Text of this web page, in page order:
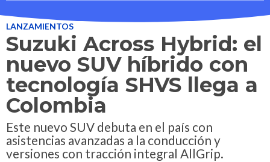
LANZAMIENTOS
Suzuki Across Hybrid: el
nuevo SUV híbrido con
tecnología SHVS llega a
Colombia
Este nuevo SUV debuta en el país con
asistencias avanzadas a la conducción y
versiones con tracción integral AllGrip.